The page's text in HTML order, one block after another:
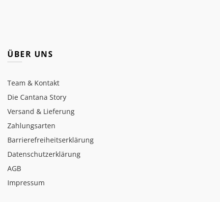
ÜBER UNS
Team & Kontakt
Die Cantana Story
Versand & Lieferung
Zahlungsarten
Barrierefreiheitserklärung
Datenschutzerklärung
AGB
Impressum